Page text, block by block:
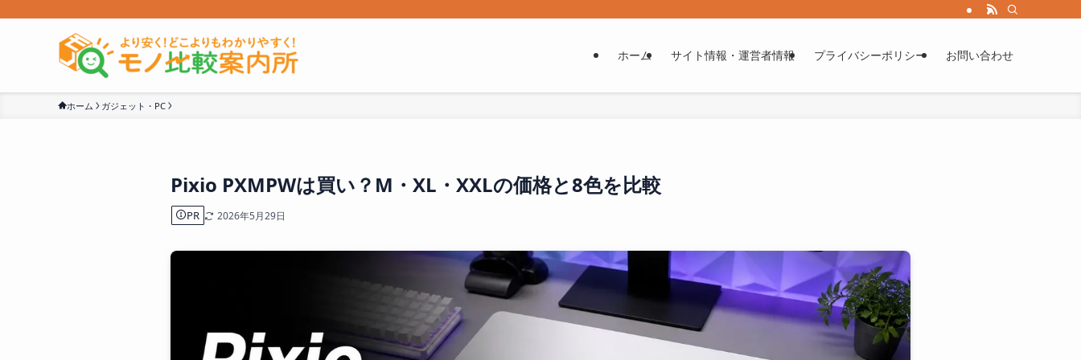
ホーム サイト情報・運営者情報 プライバシーポリシー お問い合わせ
ホーム ガジェット・PC
Pixio PXMPWは買い？M・XL・XXLの価格と8色を比較
PR 2026年5月29日